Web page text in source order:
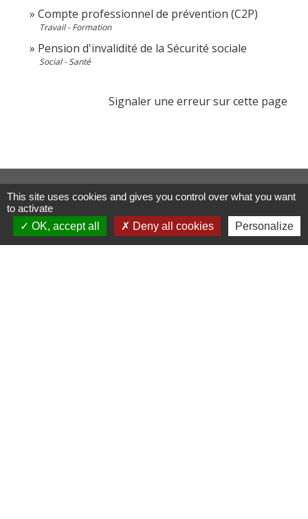
Compte professionnel de prévention (C2P)
Travail - Formation
Pension d'invalidité de la Sécurité sociale
Social - Santé
Signaler une erreur sur cette page
Contacts
11, chemin Graverot
25190 Les Terres-de-Chaux - FRANCE
+33 3 81 94 14 85
This site uses cookies and gives you control over what you want
to activate
OK, accept all
Deny all cookies Personalize